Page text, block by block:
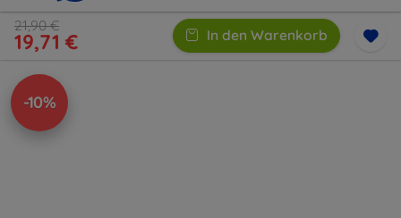
21,90 €
19,71 € In den Warenkorb
-10%